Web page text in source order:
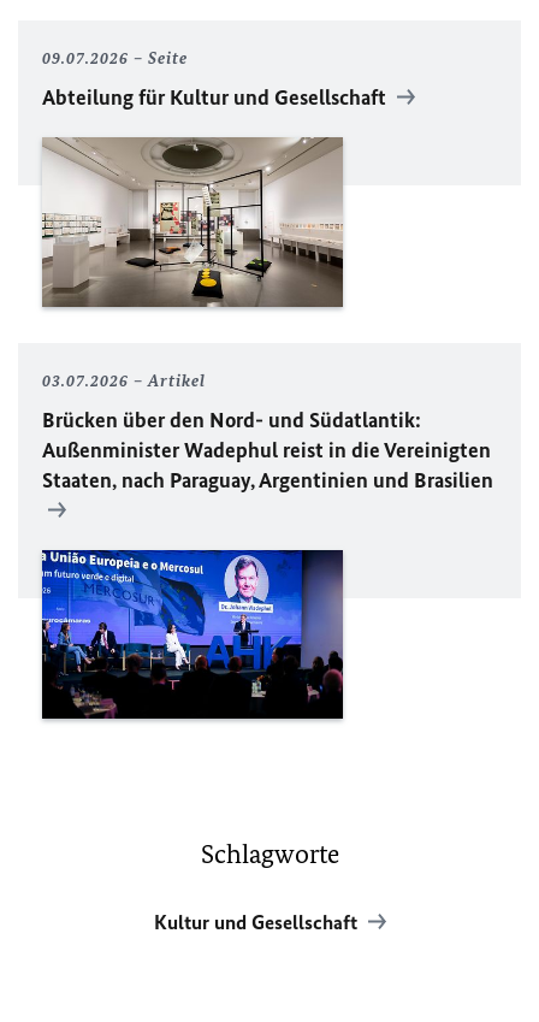
09.07.2026 Seite
Abteilung für Kultur und Gesellschaft
03.07.2026 Artikel
Brücken über den Nord- und Südatlantik:
Außenminister Wadephul reist in die Vereinigten
Staaten, nach Paraguay, Argentinien und Brasilien
Schlagworte
Kultur und Gesellschaft